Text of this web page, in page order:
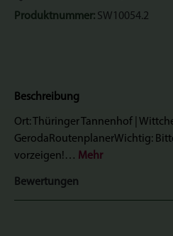
Produktnummer: SW10054.2
Beschreibung
Ort: Thüringer Tannenhof |
GerodaRoutenplanerWichtig:
vorzeigen!… Mehr
Bewertungen